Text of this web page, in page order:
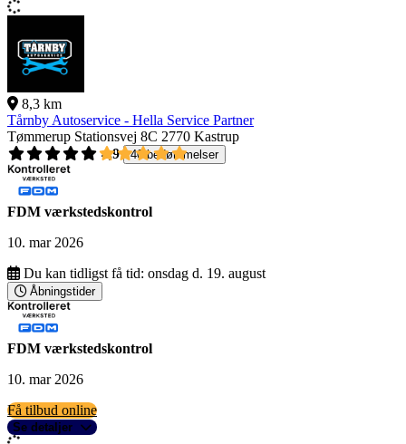
8,3 km
Tårnby Autoservice - Hella Service Partner
Tømmerup Stationsvej 8C 2770 Kastrup
4,9
40 bedømmelser
FDM værkstedskontrol
10. mar 2026
Du kan tidligst få tid: onsdag d. 19. august
Åbningstider
FDM værkstedskontrol
10. mar 2026
Få tilbud online
Se detaljer